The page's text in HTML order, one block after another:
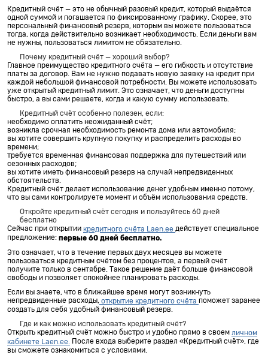
Кредитный счёт — это не обычный разовый кредит, который выдаётся
одной суммой и погашается по фиксированному графику. Скорее, это
персональный финансовый резерв, которым вы можете пользоваться
тогда, когда действительно возникает необходимость. Если деньги вам
не нужны, пользоваться лимитом не обязательно.
Почему кредитный счёт — хороший выбор?
Главное преимущество кредитного счёта — его гибкость и отсутствие
платы за договор. Вам не нужно подавать новую заявку на кредит при
каждой небольшой финансовой потребности. Вы можете использовать
уже открытый кредитный лимит. Это означает, что деньги доступны
быстро, а вы сами решаете, когда и какую сумму использовать.
Кредитный счёт особенно полезен, если:
необходимо оплатить неожиданный счёт;
возникла срочная необходимость ремонта дома или автомобиля;
вы хотите совершить крупную покупку и распределить расходы во
времени;
требуется временная финансовая поддержка для путешествий или
сезонных расходов;
вы хотите иметь финансовый резерв на случай непредвиденных
обстоятельств.
Кредитный счёт делает использование денег удобным именно потому,
что вы сами контролируете момент и объём использования средств.
Откройте кредитный счёт сегодня и пользуйтесь 60 дней
бесплатно
Сейчас при открытии кредитного счёта Laen.ee действует специальное
предложение: первые 60 дней бесплатно.
Это означает, что в течение первых двух месяцев вы можете
пользоваться кредитным счётом без процентов, а первый счёт
получите только в сентябре. Такое решение даёт больше финансовой
свободы и позволяет спокойнее планировать расходы.
Если вы знаете, что в ближайшее время могут возникнуть
непредвиденные расходы, открытие кредитного счёта поможет заранее
создать для себя удобный финансовый резерв.
Где и как можно использовать кредитный счёт?
Открыть кредитный счёт можно быстро и удобно прямо в своем личном
кабинете Laen.ee. После входа выберите раздел «Кредитный счёт», где
вы сможете ознакомиться с условиями.